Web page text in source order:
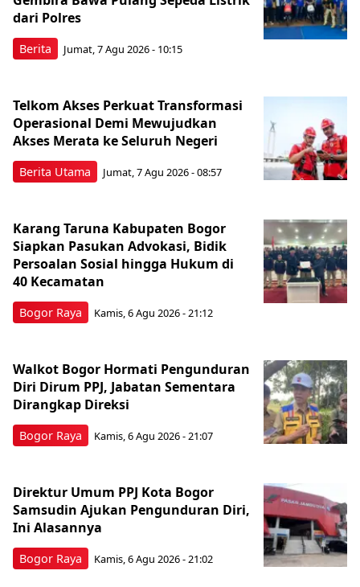
Berita
dari Polres
Jumat, 7 Agu 2026 - 10:15
Berita Utama
Telkom Akses Perkuat Transformasi
Operasional Demi Mewujudkan
Akses Merata ke Seluruh Negeri
Jumat, 7 Agu 2026 - 08:57
Bogor Raya
Karang Taruna Kabupaten Bogor
Siapkan Pasukan Advokasi, Bidik
Persoalan Sosial hingga Hukum di
40 Kecamatan
Kamis, 6 Agu 2026 - 21:12
Bogor Raya
Walkot Bogor Hormati Pengunduran
Diri Dirum PPJ, Jabatan Sementara
Dirangkap Direksi
Kamis, 6 Agu 2026 - 21:07
Bogor Raya
Direktur Umum PPJ Kota Bogor
Samsudin Ajukan Pengunduran Diri,
Ini Alasannya
Kamis, 6 Agu 2026 - 21:02